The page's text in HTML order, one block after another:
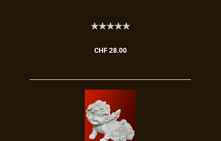
CHF 28.00